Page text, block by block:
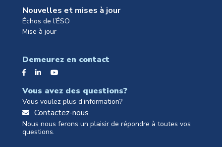
Nouvelles et mises à jour
Échos de l’ÉSO
Mise à jour
Demeurez en contact
Vous avez des questions?
Vous voulez plus d’information?
Contactez-nous
Nous nous ferons un plaisir de répondre à toutes vos
questions.